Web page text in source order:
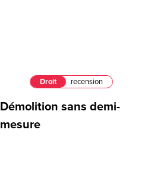
Droit recension
Démolition sans demi-
mesure